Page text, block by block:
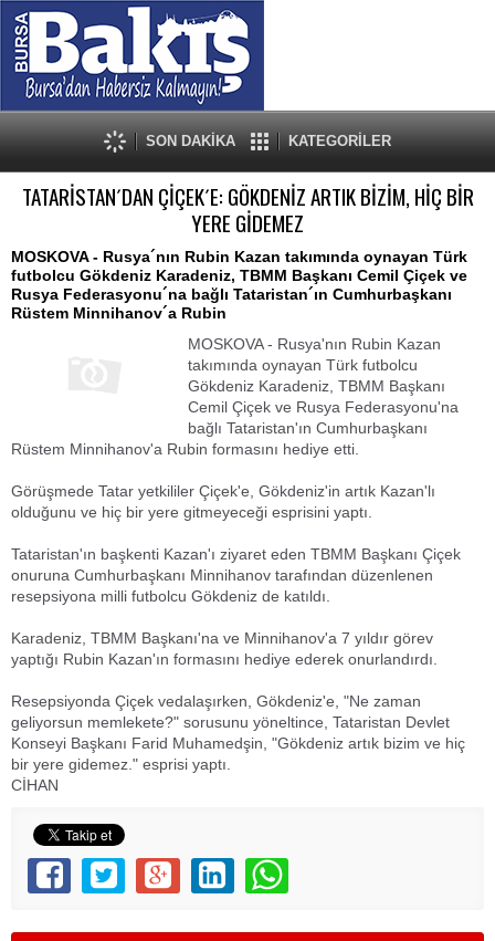
SON DAKİKA KATEGORİLER
TATARİSTAN´DAN ÇİÇEK´E: GÖKDENİZ ARTIK BİZİM, HİÇ BİR
YERE GİDEMEZ
MOSKOVA - Rusya´nın Rubin Kazan takımında oynayan Türk
futbolcu Gökdeniz Karadeniz, TBMM Başkanı Cemil Çiçek ve
Rusya Federasyonu´na bağlı Tataristan´ın Cumhurbaşkanı
Rüstem Minnihanov´a Rubin
MOSKOVA - Rusya'nın Rubin Kazan
takımında oynayan Türk futbolcu
Gökdeniz Karadeniz, TBMM Başkanı
Cemil Çiçek ve Rusya Federasyonu'na
bağlı Tataristan'ın Cumhurbaşkanı
Rüstem Minnihanov'a Rubin formasını hediye etti.
Görüşmede Tatar yetkililer Çiçek'e, Gökdeniz'in artık Kazan'lı
olduğunu ve hiç bir yere gitmeyeceği esprisini yaptı.
Tataristan'ın başkenti Kazan'ı ziyaret eden TBMM Başkanı Çiçek
onuruna Cumhurbaşkanı Minnihanov tarafından düzenlenen
resepsiyona milli futbolcu Gökdeniz de katıldı.
Karadeniz, TBMM Başkanı'na ve Minnihanov'a 7 yıldır görev
yaptığı Rubin Kazan'ın formasını hediye ederek onurlandırdı.
Resepsiyonda Çiçek vedalaşırken, Gökdeniz'e, "Ne zaman
geliyorsun memlekete?" sorusunu yöneltince, Tataristan Devlet
Konseyi Başkanı Farid Muhamedşin, "Gökdeniz artık bizim ve hiç
bir yere gidemez." esprisi yaptı.
CİHAN